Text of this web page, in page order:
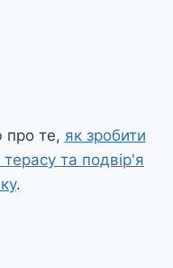
про те, як зробити
та подвір'я
.